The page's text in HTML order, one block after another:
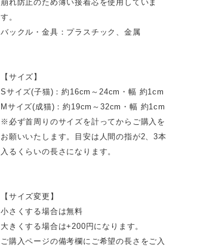
崩れ防止のため薄い接着芯を使用していま
す。
バックル・金具：プラスチック、金属
【サイズ】
Sサイズ(子猫)：約16cm～24cm・幅 約1cm
Mサイズ(成猫)：約19cm～32cm・幅 約1cm
※必ず首周りのサイズを計ってからご購入を
お願いいたします。目安は人間の指が2、3本
入るくらいの長さになります。
【サイズ変更】
小さくする場合は無料
大きくする場合は+200円になります。
ご購入ページの備考欄にご希望の長さをご入